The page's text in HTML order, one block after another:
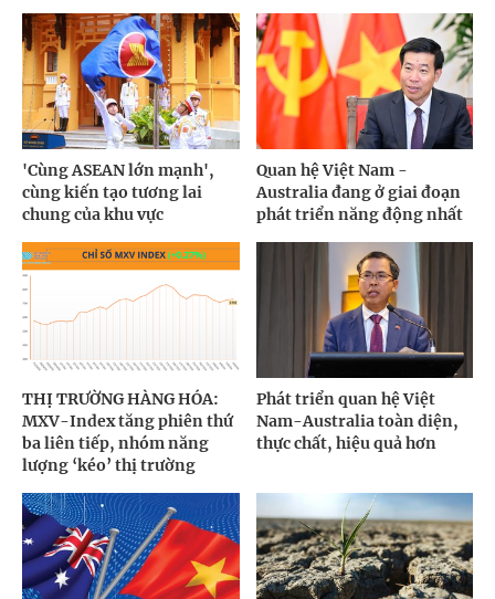
'Cùng ASEAN lớn mạnh',
cùng kiến tạo tương lai
chung của khu vực
Quan hệ Việt Nam -
Australia đang ở giai đoạn
phát triển năng động nhất
THỊ TRƯỜNG HÀNG HÓA:
MXV-Index tăng phiên thứ
ba liên tiếp, nhóm năng
lượng ‘kéo’ thị trường
Phát triển quan hệ Việt
Nam-Australia toàn diện,
thực chất, hiệu quả hơn